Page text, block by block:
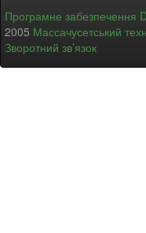
Програмне забезпечення
2005 Массачусетський
Зворотний зв’язок